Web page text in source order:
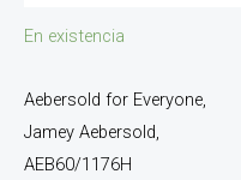
En existencia
Aebersold for Everyone,
Jamey Aebersold,
AEB60/1176H